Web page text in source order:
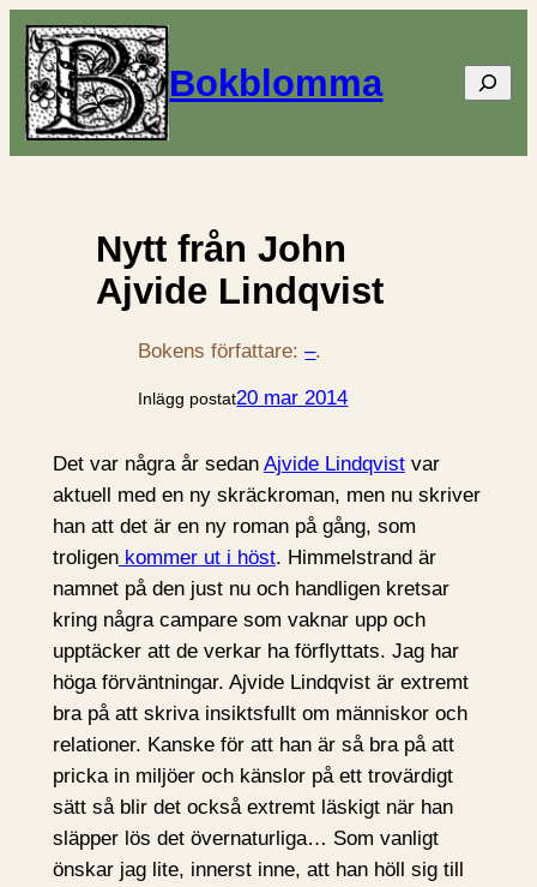
Bokblomma Sök
Nytt från John
Ajvide Lindqvist
Bokens författare:–.
Inlägg postat20 mar 2014
Det var några år sedan Ajvide Lindqvistvar
aktuell med en ny skräckroman, men nu skriver
han att det är en ny roman på gång, som
troligenkommer ut i höst. Himmelstrand är
namnet på den just nu och handligen kretsar
kring några campare som vaknar upp och
upptäcker att de verkar ha förflyttats. Jag har
höga förväntningar. Ajvide Lindqvist är extremt
bra på att skriva insiktsfullt om människor och
relationer. Kanske för att han är så bra på att
pricka in miljöer och känslor på ett trovärdigt
sätt så blir det också extremt läskigt när han
släpper lös det övernaturliga… Som vanligt
önskar jag lite, innerst inne, att han höll sig till